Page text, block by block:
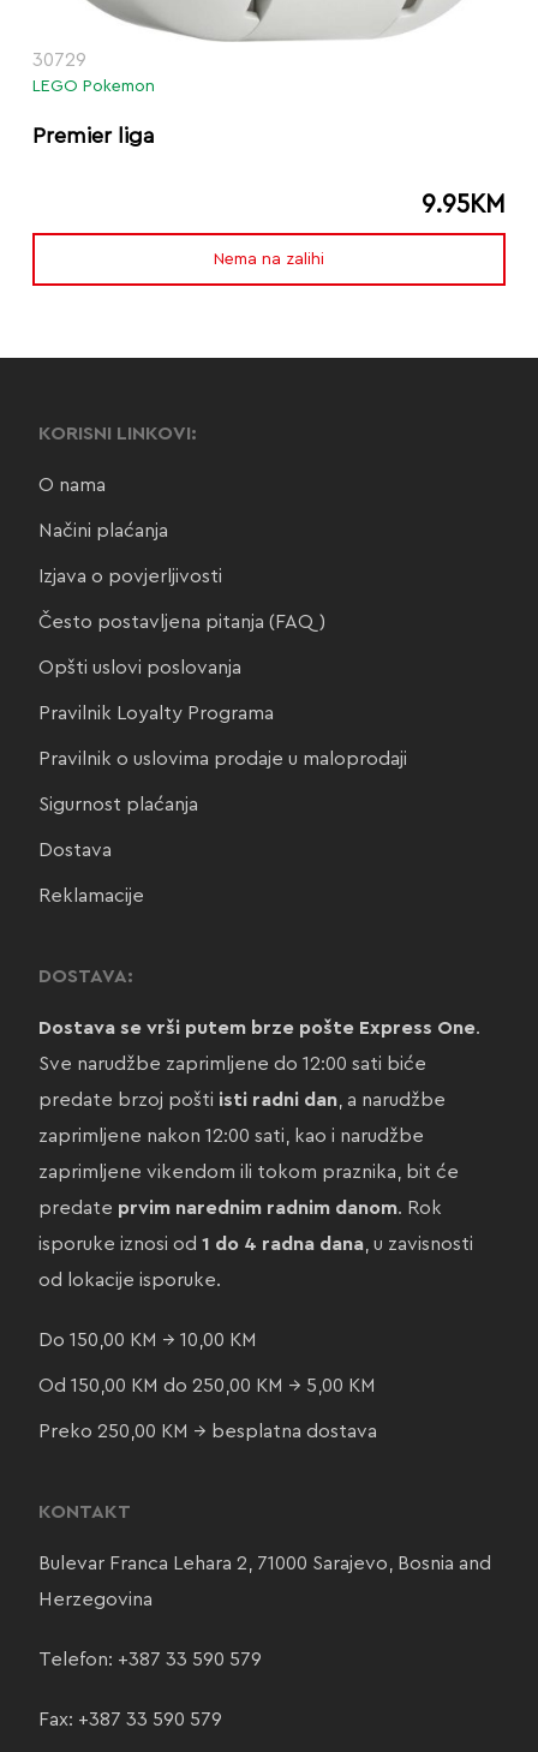
30729
LEGO Pokemon
Premier liga
9.95KM
Nema na zalihi
KORISNI LINKOVI:
O nama
Načini plaćanja
Izjava o povjerljivosti
Često postavljena pitanja (FAQ)
Opšti uslovi poslovanja
Pravilnik Loyalty Programa
Pravilnik o uslovima prodaje u maloprodaji
Sigurnost plaćanja
Dostava
Reklamacije
DOSTAVA:
Dostava se vrši putem brze pošte Express One.
Sve narudžbe zaprimljene do 12:00 sati biće
predate brzoj pošti isti radni dan, a narudžbe
zaprimljene nakon 12:00 sati, kao i narudžbe
zaprimljene vikendom ili tokom praznika, bit će
predate prvim narednim radnim danom. Rok
isporuke iznosi od 1 do 4 radna dana, u zavisnosti
od lokacije isporuke.
Do 150,00 KM → 10,00 KM
Od 150,00 KM do 250,00 KM → 5,00 KM
Preko 250,00 KM → besplatna dostava
KONTAKT
Bulevar Franca Lehara 2, 71000 Sarajevo, Bosnia and
Herzegovina
Telefon: +387 33 590 579
Fax: +387 33 590 579